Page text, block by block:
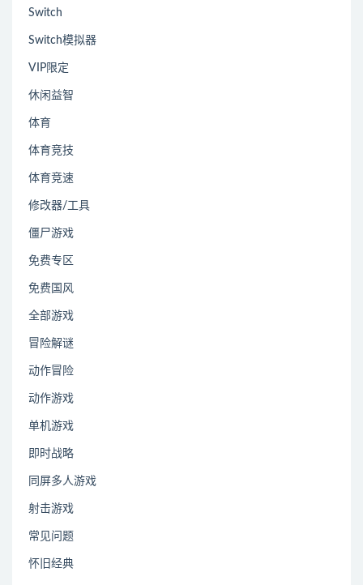
Switch
Switch模拟器
VIP限定
休闲益智
体育
体育竞技
体育竞速
修改器/工具
僵尸游戏
免费专区
免费国风
全部游戏
冒险解谜
动作冒险
动作游戏
单机游戏
即时战略
同屏多人游戏
射击游戏
常见问题
怀旧经典